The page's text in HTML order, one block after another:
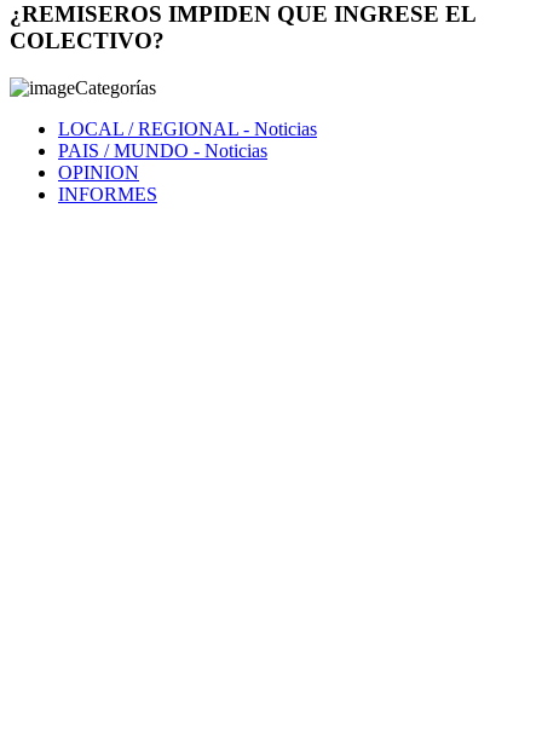
¿REMISEROS IMPIDEN QUE INGRESE EL
COLECTIVO?
Categorías
LOCAL / REGIONAL - Noticias
PAIS / MUNDO - Noticias
OPINION
INFORMES